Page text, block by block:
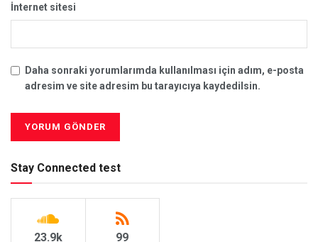
İnternet sitesi
Daha sonraki yorumlarımda kullanılması için adım, e-posta
adresim ve site adresim bu tarayıcıya kaydedilsin.
Stay Connected test
23.9k 99